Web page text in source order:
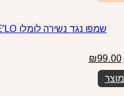
שמפו נגד נשירה לומלו LOME'LO
המחיר
המקורי
היה:
₪115.00.
₪99.00